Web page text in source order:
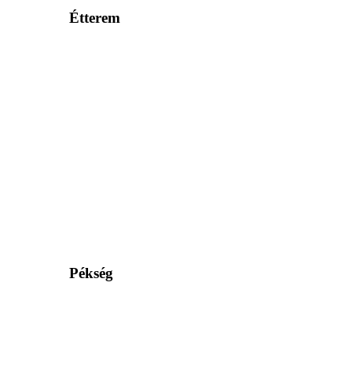
Étterem
Pékség